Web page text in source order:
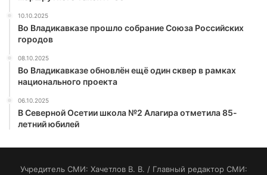
10.10.2025
Во Владикавказе прошло собрание Союза Российских
городов
08.10.2025
Во Владикавказе обновлён ещё один сквер в рамках
национального проекта
06.10.2025
В Северной Осетии школа №2 Алагира отметила 85-
летний юбилей
Учредитель СМИ: Хaчeтлoв B. B. / Главный редактор СМИ: